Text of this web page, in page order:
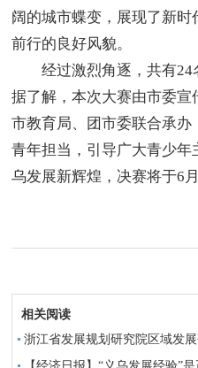
阔的城市蝶变，展现了新
前行的良好风貌。
经过激烈角逐，共有24
据了解，本次大赛由市委宣
市教育局、团市委联合承
青年担当，引导广大青少年
乌发展新辉煌，决赛将于6
相关阅读
浙江省发展规划研究院区域发